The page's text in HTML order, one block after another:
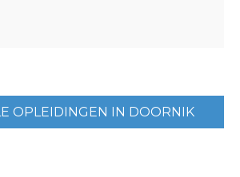
OPLEIDINGEN IN DOORNIK